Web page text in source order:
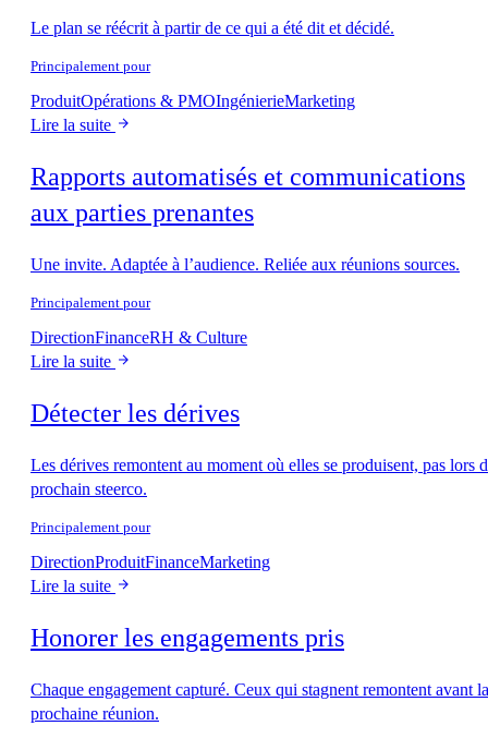
Le plan se réécrit à partir de ce qui a été dit et décidé.
Principalement pour
ProduitOpérations & PMOIngénierieMarketing
Lire la suite
Rapports automatisés et communications
aux parties prenantes
Une invite. Adaptée à l’audience. Reliée aux réunions sources.
Principalement pour
DirectionFinanceRH & Culture
Lire la suite
Détecter les dérives
Les dérives remontent au moment où elles se produisent, pas lors
prochain steerco.
Principalement pour
DirectionProduitFinanceMarketing
Lire la suite
Honorer les engagements pris
Chaque engagement capturé. Ceux qui stagnent remontent avant la
prochaine réunion.